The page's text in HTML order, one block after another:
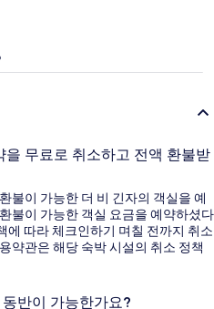
을 무료로 취소하고 전액 환불받
불이 가능한 더 비 긴자의 객실을 예
불이 가능한 객실 요금을 예약하셨다
에 따라 체크인하기 며칠 전까지 취소
약관은 해당 숙박 시설의 취소 정책
반이 가능한가요?